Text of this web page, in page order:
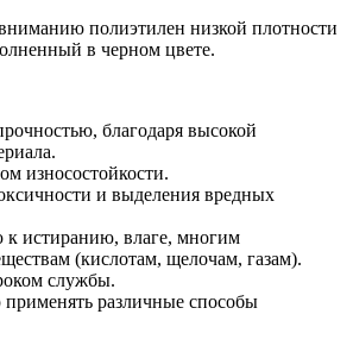
полиэтилен низкой плотности
в черном цвете.
благодаря высокой
износостойкости.
и выделения вредных
к истиранию, влаге, многим
(кислотам, щелочам, газам).
службы.
различные способы